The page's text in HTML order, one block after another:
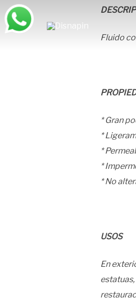
Saltar
al
contenido
Fluido
* Gran
*
*
*
* No
USOS
En